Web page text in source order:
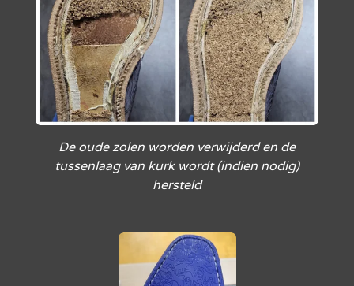
De oude zolen worden verwijderd en de
tussenlaag van kurk wordt (indien nodig)
hersteld